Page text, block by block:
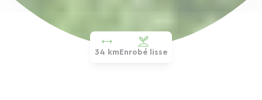
34 kmEnrobé lisse